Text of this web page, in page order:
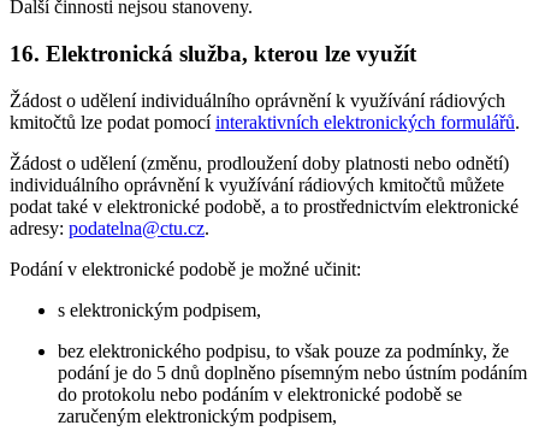
Další činnosti nejsou stanoveny.
16. Elektronická služba, kterou lze využít
Žádost o udělení individuálního oprávnění k využívání rádiových
kmitočtů lze podat pomocíinteraktivních elektronických formulářů.
Žádost o udělení (změnu, prodloužení doby platnosti nebo odnětí)
individuálního oprávnění k využívání rádiových kmitočtů můžete
podat také v elektronické podobě, a to prostřednictvím elektronické
adresy: podatelna@ctu.cz.
Podání v elektronické podobě je možné učinit:
s elektronickým podpisem,
bez elektronického podpisu, to však pouze za podmínky, že
podání je do 5 dnů doplněno písemným nebo ústním podáním
do protokolu nebo podáním v elektronické podobě se
zaručeným elektronickým podpisem,